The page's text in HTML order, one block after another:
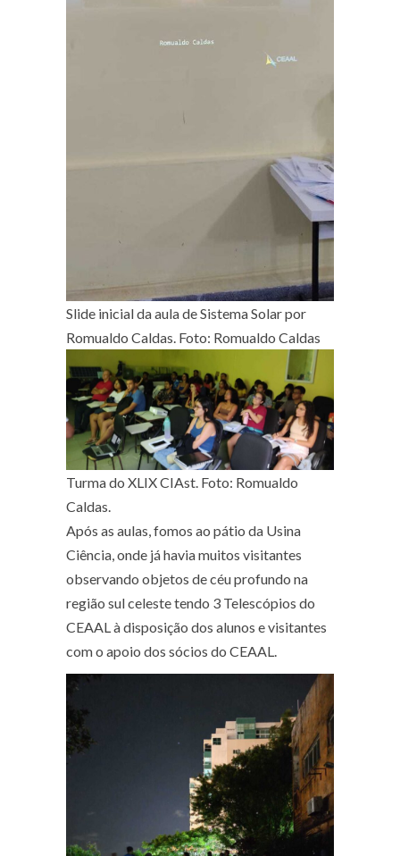
Slide inicial da aula de Sistema Solar por
Romualdo Caldas. Foto: Romualdo Caldas
Turma do XLIX CIAst. Foto: Romualdo
Caldas.
Após as aulas, fomos ao pátio da Usina
Ciência, onde já havia muitos visitantes
observando objetos de céu profundo na
região sul celeste tendo 3 Telescópios do
CEAAL à disposição dos alunos e visitantes
com o apoio dos sócios do CEAAL.